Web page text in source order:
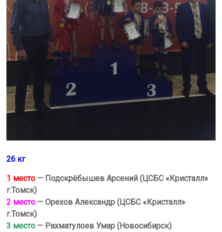
26 кг
1 место — Подскрёбышев Арсений (ЦСБС «Кристалл»
г.Томск)
2 место — Орехов Александр (ЦСБС «Кристалл»
г.Томск)
3 место — Рахматулоев Умар (Новосибирск)